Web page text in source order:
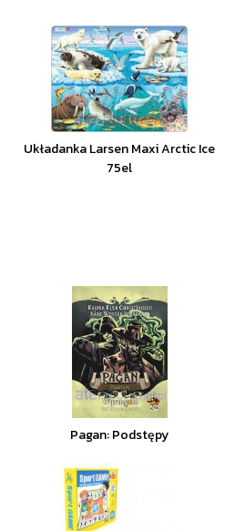
Układanka Larsen Maxi Arctic Ice
75el
Pagan: Podstępy